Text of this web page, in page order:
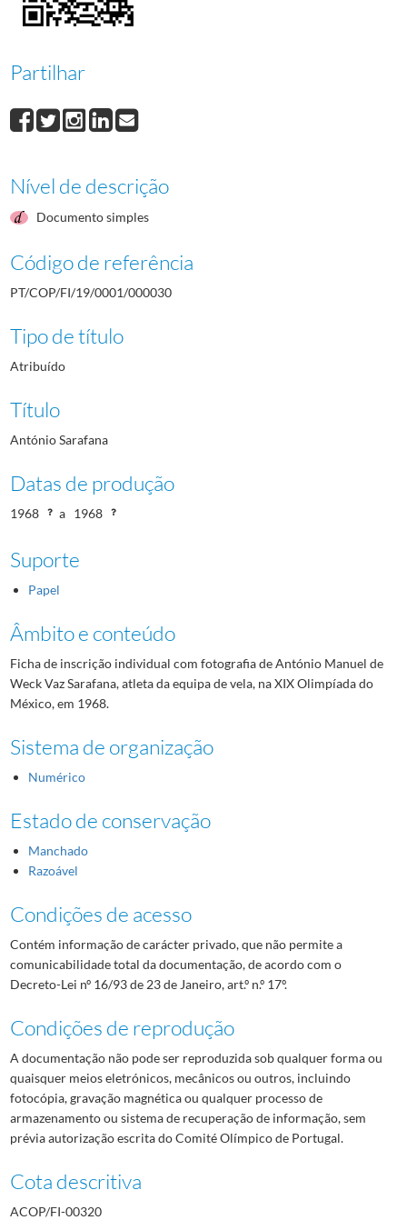
000031Patrício de Barros
000032António Correia
000034
(...)
Partilhar
Nível de descrição
Documento simples
Código de referência
PT/COP/FI/19/0001/000030
Tipo de título
Atribuído
Título
António Sarafana
Datas de produção
1968 a 1968
Suporte
Papel
Âmbito e conteúdo
Ficha de inscrição individual com fotografia de António Manuel de
Weck Vaz Sarafana, atleta da equipa de vela, na XIX Olimpíada do
México, em 1968.
Sistema de organização
Numérico
Estado de conservação
Manchado
Razoável
Condições de acesso
Contém informação de carácter privado, que não permite a
comunicabilidade total da documentação, de acordo com o
Decreto-Lei nº 16/93 de 23 de Janeiro, art.º n.º 17º.
Condições de reprodução
A documentação não pode ser reproduzida sob qualquer forma ou
quaisquer meios eletrónicos, mecânicos ou outros, incluindo
fotocópia, gravação magnética ou qualquer processo de
armazenamento ou sistema de recuperação de informação, sem
prévia autorização escrita do Comité Olímpico de Portugal.
Cota descritiva
ACOP/FI-00320